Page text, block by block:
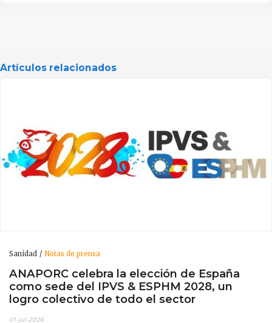
Artículos relacionados
Sanidad Notas de prensa
ANAPORC celebra la elección de España
como sede del IPVS & ESPHM 2028, un
logro colectivo de todo el sector
01-jul-2026